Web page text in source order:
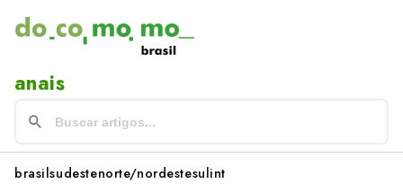
anais
brasilsudestenorte/nordestesulint